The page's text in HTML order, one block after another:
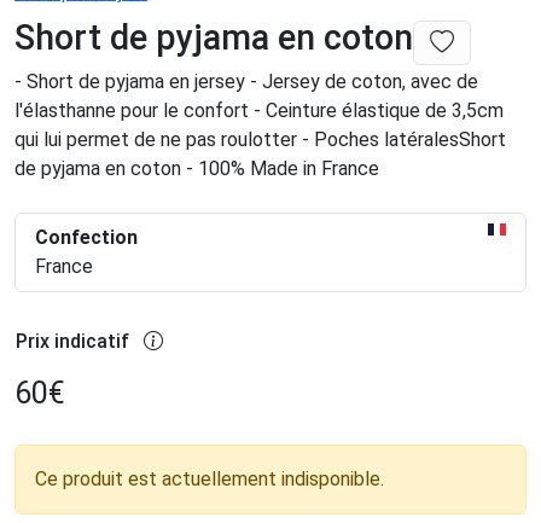
Short de pyjama en coton
- Short de pyjama en jersey - Jersey de coton, avec de
l'élasthanne pour le confort - Ceinture élastique de 3,5cm
qui lui permet de ne pas roulotter - Poches latéralesShort
de pyjama en coton - 100% Made in France
Confection
France
Prix indicatif
60€
Ce produit est actuellement indisponible.